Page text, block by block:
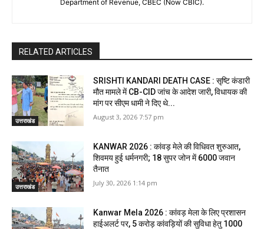
Department of Revenue, CBEC (Now CBIC).
RELATED ARTICLES
उत्तराखंड
SRISHTI KANDARI DEATH CASE : सृष्टि कंडारी
मौत मामले में CB-CID जांच के आदेश जारी, विधायक की
मांग पर सीएम धामी ने दिए थे...
August 3, 2026 7:57 pm
उत्तराखंड
KANWAR 2026 : कांवड़ मेले की विधिवत शुरुआत,
शिवमय हुई धर्मनगरी; 18 सुपर जोन में 6000 जवान
तैनात
July 30, 2026 1:14 pm
Kanwar Mela 2026 : कांवड़ मेला के लिए प्रशासन
हाईअलर्ट पर, 5 करोड़ कांवड़ियों की सुविधा हेतु 1000